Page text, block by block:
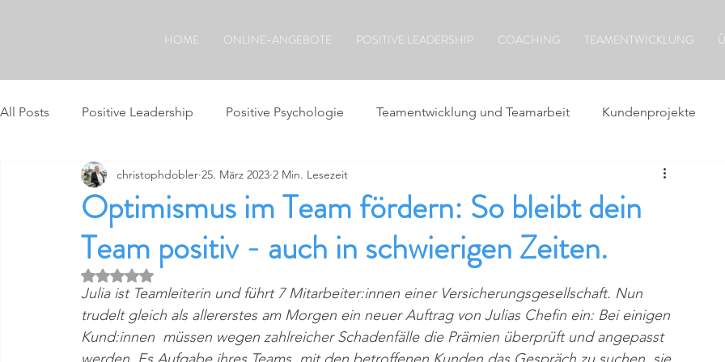
HOME ONLINE-ANGEBOTE POSITIVE LEADERSHIP COACHING TEAMENTWICKLUNG
All Posts Positive Leadership Positive Psychologie Teamentwicklung und Teamarbeit Kundenprojekte
Positive Kommunikation. Das mindboxPlus Modell.
Optimismus im Team fördern: So bleibt dein
Team positiv - auch in schwierigen Zeiten.
christophdobler 25. März 2023 2 Min. Lesezeit
Mit NaN von 5 Sternen bewertet.
Julia ist Teamleiterin und führt 7 Mitarbeiter:innen einer Versicherungsgesellschaft. Nun
trudelt gleich als allererstes am Morgen ein neuer Auftrag von Julias Chefin ein: Bei einigen
Kund:innen  müssen wegen zahlreicher Schadenfälle die Prämien überprüft und angepasst